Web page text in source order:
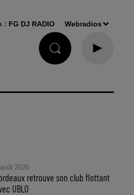
: FG DJ RADIO Webradios
2026
retrouve son club flottant
UBLO